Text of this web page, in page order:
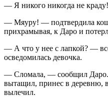
— Я никого никогда не
— Мяуру! — подтвердила
прихрамывая, к Даро и
— А что у нее с лапкой? —
осведомилась девочка.
— Сломала, — сообщил
вытащил, принес в деревню,
вылечил.